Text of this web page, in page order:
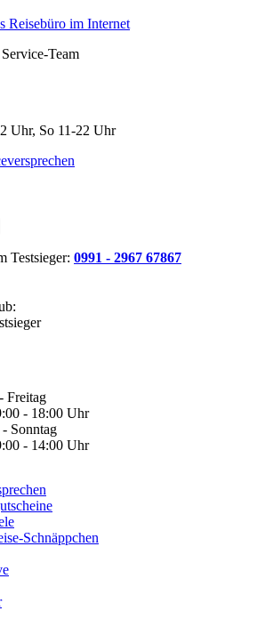
Team
Uhr, So 11-22 Uhr
Testsieger: 0991 - 2967 67867
Freitag
- 18:00 Uhr
- Sonntag
- 14:00 Uhr
Schnäppchen